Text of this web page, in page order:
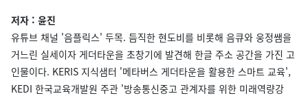
저자 : 윤진
유튜브 채널 '음플릭스' 두목. 듬직한 현도비를 비롯해 음큐와 웅정쌤을
거느린 실세이자 게더타운을 초창기에 발견해 한글 주소 공간을 가진 고
인물이다. KERIS 지식샘터 '메타버스 게더타운을 활용한 스마트 교육',
KEDI 한국교육개발원 주관 '방송통신중고 관계자를 위한 미래역량강